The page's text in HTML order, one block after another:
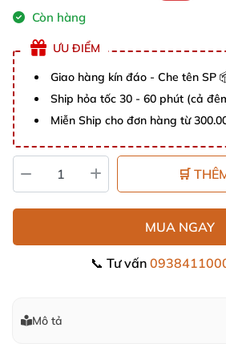
Còn hàng
ƯU ĐIỂM
Giao hàng kín đáo - Che tên SP
Ship hỏa tốc 30 - 60 phút (cả
Miễn Ship cho đơn hàng từ
🛒
MUA NGAY
📞 Tư vấn
Mô tả